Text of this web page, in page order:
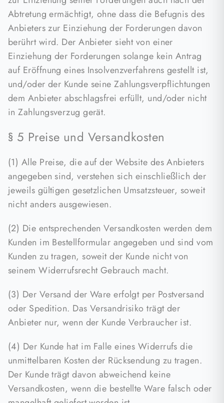
Abtretung ermächtigt, ohne dass die Befugnis des
Anbieters zur Einziehung der Forderungen davon
berührt wird. Der Anbieter sieht von einer
Einziehung der Forderungen solange kein Antrag
auf Eröffnung eines Insolvenzverfahrens gestellt ist,
und/oder der Kunde seine Zahlungsverpflichtungen
dem Anbieter abschlagsfrei erfüllt, und/oder nicht
in Zahlungsverzug gerät.
§ 5 Preise und Versandkosten
(1) Alle Preise, die auf der Website des Anbieters
angegeben sind, verstehen sich einschließlich der
jeweils gültigen gesetzlichen Umsatzsteuer, soweit
nicht anders ausgewiesen.
(2) Die entsprechenden Versandkosten werden dem
Kunden im Bestellformular angegeben und sind vom
Kunden zu tragen, soweit der Kunde nicht von
seinem Widerrufsrecht Gebrauch macht.
(3) Der Versand der Ware erfolgt per Postversand
oder Spedition. Das Versandrisiko trägt der
Anbieter nur, wenn der Kunde Verbraucher ist.
(4) Der Kunde hat im Falle eines Widerrufs die
unmittelbaren Kosten der Rücksendung zu tragen.
Der Kunde trägt davon abweichend keine
Versandkosten, wenn die bestellte Ware falsch oder